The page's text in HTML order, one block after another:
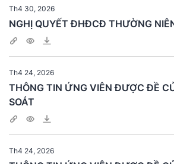
Th4 30, 2026
NGHỊ QUYẾT ĐHĐCĐ THƯỜNG
Th4 24, 2026
THÔNG TIN ỨNG VIÊN ĐƯỢC ĐỀ
SOÁT
Th4 24, 2026